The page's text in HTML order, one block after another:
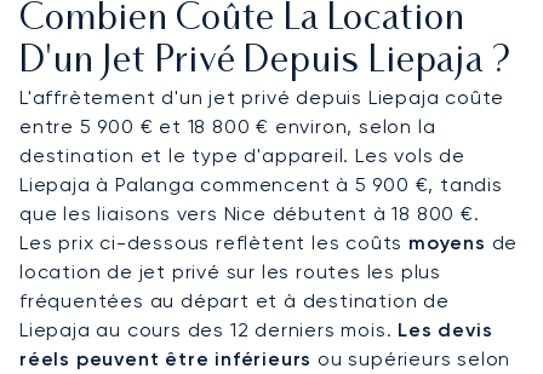
accès direct aux sites culturels, aux hôtels de
luxe et au port de plaisance de la ville,
garantissant ainsi aux visiteurs, qu'ils voyagent
pour les loisirs ou pour affaires, de se déplacer en
toute sérénité.
Avec deux décennies d'expérience, LunaJets a
été le premier courtier en aviation privée
européen à recevoir la certification Argus®, un
gage de respect des normes de sécurité les plus
rigoureuses et d'excellence de service. À Liepāja,
cette expertise garantit des arrivées discrètes
pendant les festivals d'été, un accès sur mesure
Combien Coûte La Location
D'un Jet Privé Depuis Liepaja ?
L'affrètement d'un jet privé depuis Liepaja coûte
entre 5 900 € et 18 800 € environ, selon la
destination et le type d'appareil. Les vols de
Liepaja à Palanga commencent à 5 900 €, tandis
que les liaisons vers Nice débutent à 18 800 €.
Les prix ci-dessous reflètent les coûts moyens de
location de jet privé sur les routes les plus
fréquentées au départ et à destination de
Liepaja au cours des 12 derniers mois. Les devis
réels peuvent être inférieurs ou supérieurs selon